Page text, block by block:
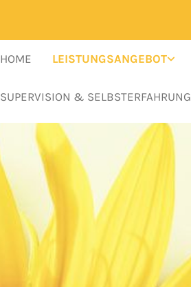
HOME LEISTUNGSANGEBOT
SUPERVISION & SELBSTERFAHRUNG